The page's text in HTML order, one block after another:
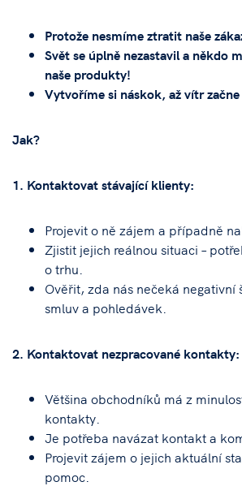
Protože nesmíme ztratit naše
Svět se úplně nezastavil a někdo
naše produkty!
Vytvoříme si náskok, až vítr
Jak?
1. Kontaktovat stávající klienty:
Projevit o ně zájem a případně
Zjistit jejich reálnou situaci –
o trhu.
Ověřit, zda nás nečeká negativní
smluv a pohledávek.
2. Kontaktovat nezpracované kontakty:
Většina obchodníků má z
kontakty.
Je potřeba navázat kontakt a
Projevit zájem o jejich aktuální
pomoc.